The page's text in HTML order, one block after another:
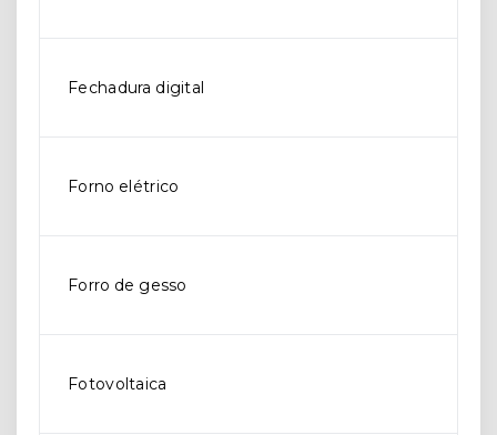
Fechadura digital
Forno elétrico
Forro de gesso
Fotovoltaica